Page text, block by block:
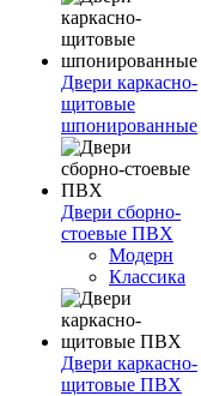
Двери каркасно-
щитовые
шпонированные
Двери сборно-
стоевые ПВХ
Модерн
Классика
Двери каркасно-
щитовые ПВХ